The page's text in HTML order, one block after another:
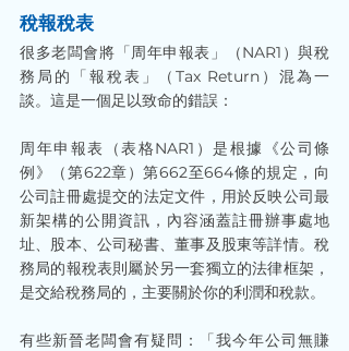
稅報稅表
很多老闆會將「周年申報表」（NAR1）與稅
務局的「報稅表」（Tax Return）混為一
談。這是一個足以致命的錯誤：
周年申報表（表格NAR1）是根據《公司條
例》（第622章）第662至664條的規定，向
公司註冊處提交的法定文件，用於反映公司最
新架構的公開資訊，內容涵蓋註冊辦事處地
址、股本、公司秘書、董事及股東等詳情。稅
務局的報稅表則屬於另一套獨立的法律框架，
是交給稅務局的，主要關於你的利潤和稅款。
有些新晉老闆會有疑問：「我今年公司無賺